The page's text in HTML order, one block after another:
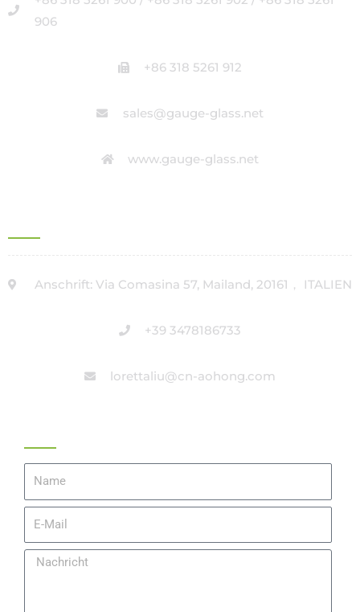
906
+86 318 5261 912
sales@gauge-glass.net
www.gauge-glass.net
Anschrift: Via Comasina 57, Mailand, 20161， ITALIEN
+39 3478186733
lorettaliu@cn-aohong.com
Name
Mail
Nachricht